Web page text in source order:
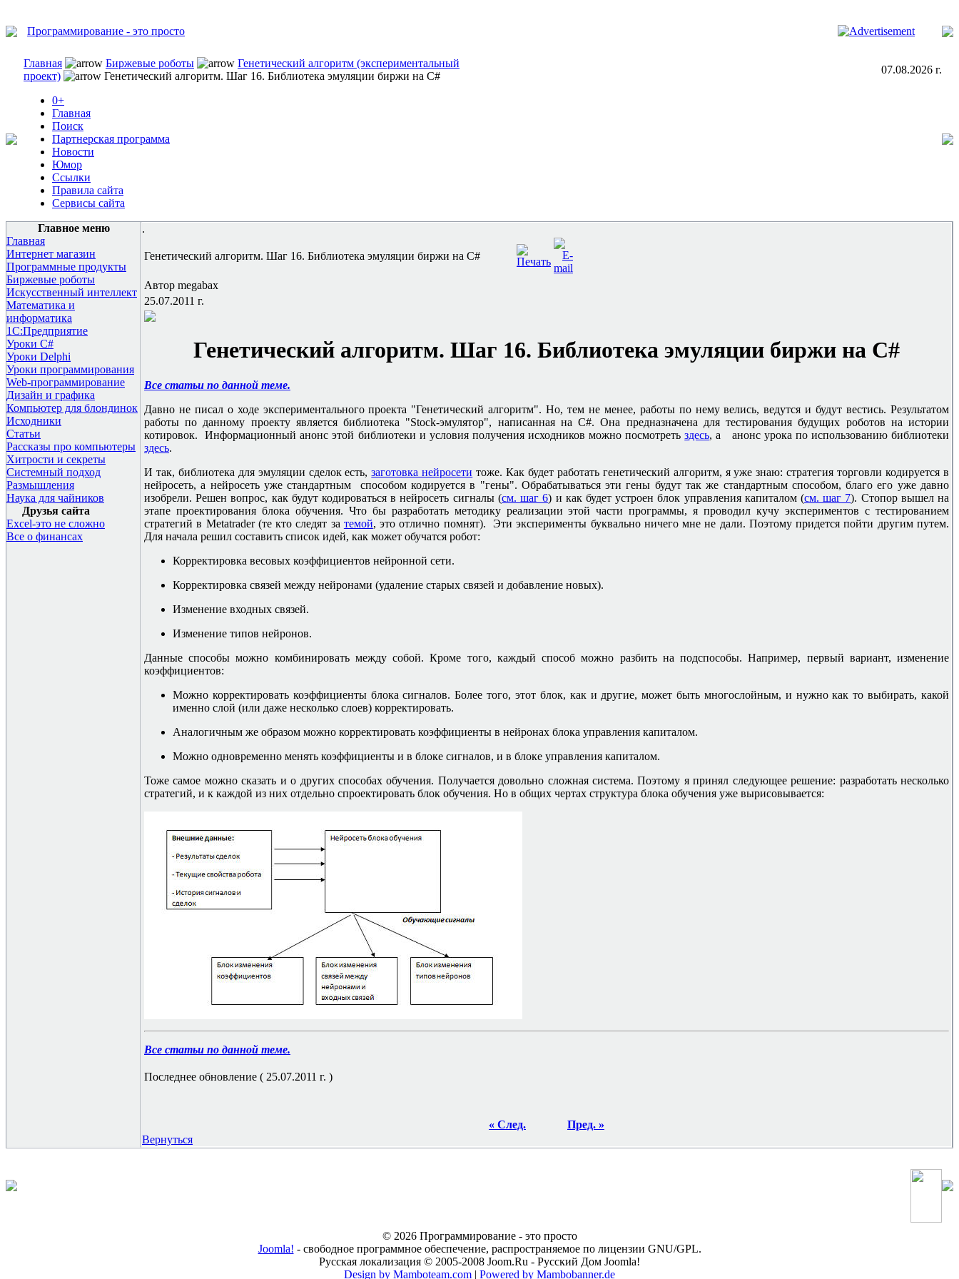
Программирование - это просто
Главная Биржевые роботы
Генетический алгоритм (экспериментальный
проект)
Генетический алгоритм. Шаг 16. Библиотека эмуляции биржи на C#
07.08.2026 г.
0+
Главная
Поиск
Партнерская программа
Новости
Юмор
Ссылки
Правила сайта
Сервисы сайта
Главное меню
Главная
Интернет магазин
Программные продукты
Биржевые роботы
Искусственный интеллект
Математика и
информатика
1С:Предприятие
Уроки C#
Уроки Delphi
Уроки программирования
Web-программирование
Дизайн и графика
Компьютер для блондинок
Исходники
Статьи
Рассказы про компьютеры
Хитрости и секреты
Системный подход
Размышления
Наука для чайников
Друзья сайта
Excel-это не сложно
Все о финансах
.
Генетический алгоритм. Шаг 16. Библиотека эмуляции биржи на C#
Автор megabax
25.07.2011 г.
Генетический алгоритм. Шаг 16. Библиотека эмуляции биржи на C#
Все статьи по данной теме.
Давно не писал о ходе экспериментального проекта "Генетический алгоритм". Но, тем не менее, работы по нему велись, ведутся и будут вестись. Результатом
работы по данному проекту является библиотека "Stock-эмулятор", написанная наC#.Она предназначена для тестирования будущих роботов на истории
котировок. Информационный анонс этой библиотеки и условия получения исходников можно посмотретьздесь, а анонс урока по использованию библиотеки
здесь.
И так, библиотека для эмуляции сделок есть,заготовка нейросети тоже. Как будет работать генетический алгоритм, я уже знаю: стратегия торговли кодируется в
нейросеть, а нейросеть уже стандартным способом кодируется в "гены". Обрабатываться эти гены будут так же стандартным способом, благо его уже давно
изобрели. Решен вопрос, как будут кодироваться в нейросеть сигналы (см. шаг 6) и как будет устроен блок управления капиталом (см. шаг 7). Стопор вышел на
этапе проектирования блока обучения. Что бы разработать методику реализации этой части программы, я проводил кучу экспериментов с тестированием
стратегий в Metatrader (те кто следят за темой, это отлично помнят). Эти эксперименты буквально ничего мне не дали. Поэтому придется пойти другим путем.
Для начала решил составить список идей, как может обучатся робот:
Корректировка весовых коэффициентов нейронной сети.
Корректировка связей между нейронами (удаление старых связей и добавление новых).
Изменение входных связей.
Изменение типов нейронов.
Данные способы можно комбинировать между собой. Кроме того, каждый способ можно разбить на подспособы. Например, первый вариант, изменение
коэффициентов:
Можно корректировать коэффициенты блока сигналов. Более того, этот блок, как и другие, может быть многослойным, и нужно как то выбирать, какой
именно слой (или даже несколько слоев) корректировать.
Аналогичным же образом можно корректировать коэффициенты в нейронах блока управления капиталом.
Можно одновременно менять коэффициенты и в блоке сигналов, и в блоке управления капиталом.
Тоже самое можно сказать и о других способах обучения. Получается довольно сложная система. Поэтому я принял следующее решение: разработать несколько
стратегий, и к каждой из них отдельно спроектировать блок обучения. Но в общих чертах структура блока обучения уже вырисовывается:
Все статьи по данной теме.
Последнее обновление ( 25.07.2011 г. )
« След.
Пред. »
Вернуться
© 2026 Программирование - это просто
Joomla! - свободное программное обеспечение, распространяемое по лицензии GNU/GPL.
Русская локализация © 2005-2008 Joom.Ru - Русский Дом Joomla!
Design by Mamboteam.com | Powered by Mambobanner.de